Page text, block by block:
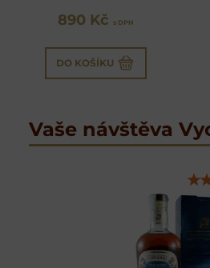
890 Kč s DPH
DO KOŠÍKU
Vaše návštěva